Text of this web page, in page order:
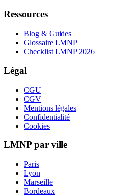
Ressources
Blog & Guides
Glossaire LMNP
Checklist LMNP 2026
Légal
CGU
CGV
Mentions légales
Confidentialité
Cookies
LMNP par ville
Paris
Lyon
Marseille
Bordeaux